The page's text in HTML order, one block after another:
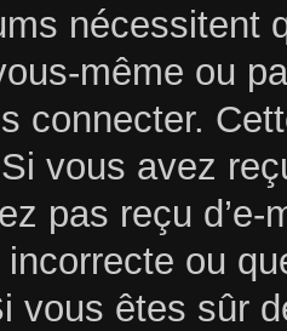
nécessitent
même ou
connecter.
Si vous avez
pas reçu
ou
vous êtes sûr